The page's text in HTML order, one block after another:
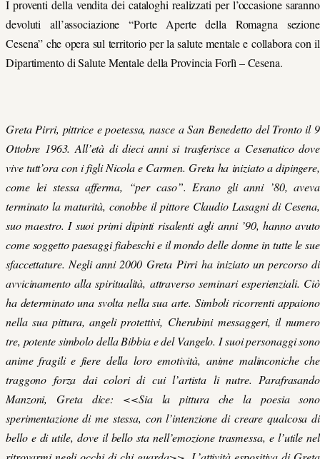
I proventi della vendita dei cataloghi realizzati per l’occasione saranno
devoluti all’associazione “Porte Aperte della Romagna sezione
Cesena” che opera sul territorio per la salute mentale e collabora con il
Dipartimento di Salute Mentale della Provincia Forlì–Cesena.
Greta Pirri, pittrice e poetessa, nasce a San Benedetto del Tronto il 9
Ottobre 1963. All’età di dieci anni si trasferisce a Cesenatico dove
vive tutt’ora con i figli Nicola e Carmen. Greta ha iniziato a dipingere,
come lei stessa afferma, “per caso”. Erano gli anni ’80, aveva
terminato la maturità, conobbe il pittore Claudio Lasagni di Cesena,
suo maestro. I suoi primi dipinti risalenti agli anni ’90, hanno avuto
come soggetto paesaggi fiabeschi e il mondo delle donne in tutte le sue
sfaccettature. Negli anni 2000 Greta Pirri ha iniziato un percorso di
avvicinamento alla spiritualità, attraverso seminari esperienziali. Ciò
ha determinato una svolta nella sua arte. Simboli ricorrenti appaiono
nella sua pittura, angeli protettivi, Cherubini messaggeri, il numero
tre, potente simbolo della Bibbia e del Vangelo. I suoi personaggi sono
anime fragili e fiere della loro emotività, anime malinconiche che
traggono forza dai colori di cui l’artista li nutre. Parafrasando
Manzoni, Greta dice: <<Sia la pittura che la poesia sono
sperimentazione di me stessa, con l’intenzione di creare qualcosa di
bello e di utile, dove il bello sta nell’emozione trasmessa, e l’utile nel